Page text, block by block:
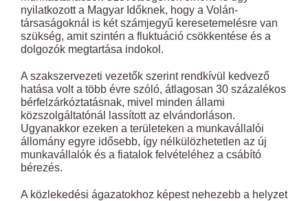
nyilatkozott a Magyar Időknek, hogy a Volán-
társaságoknál is két számjegyű keresetemelésre van
szükség, amit szintén a fluktuáció csökkentése és a
dolgozók megtartása indokol.
A szakszervezeti vezetők szerint rendkívül kedvező
hatása volt a több évre szóló, átlagosan 30 százalékos
bérfelzárkóztatásnak, mivel minden állami
közszolgáltatónál lassított az elvándorláson.
Ugyanakkor ezeken a területeken a munkavállalói
állomány egyre idősebb, így nélkülözhetetlen az új
munkavállalók és a fiatalok felvételéhez a csábító
bérezés.
A közlekedési ágazatokhoz képest nehezebb a helyzet